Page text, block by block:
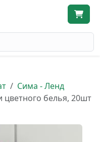
Сима - Ленд
цветного белья, 20шт